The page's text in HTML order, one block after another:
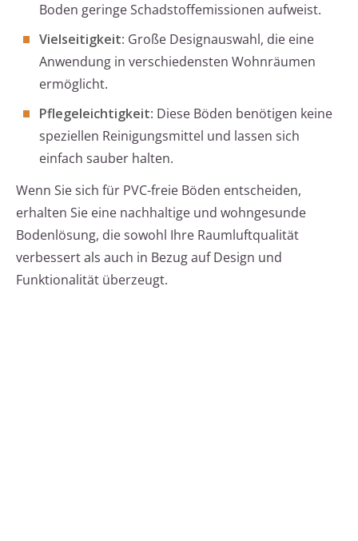
Boden geringe Schadstoffemissionen aufweist.
Vielseitigkeit: Große Designauswahl, die eine
Anwendung in verschiedensten Wohnräumen
ermöglicht.
Pflegeleichtigkeit: Diese Böden benötigen keine
speziellen Reinigungsmittel und lassen sich
einfach sauber halten.
Wenn Sie sich für PVC-freie Böden entscheiden,
erhalten Sie eine nachhaltige und wohngesunde
Bodenlösung, die sowohl Ihre Raumluftqualität
verbessert als auch in Bezug auf Design und
Funktionalität überzeugt.